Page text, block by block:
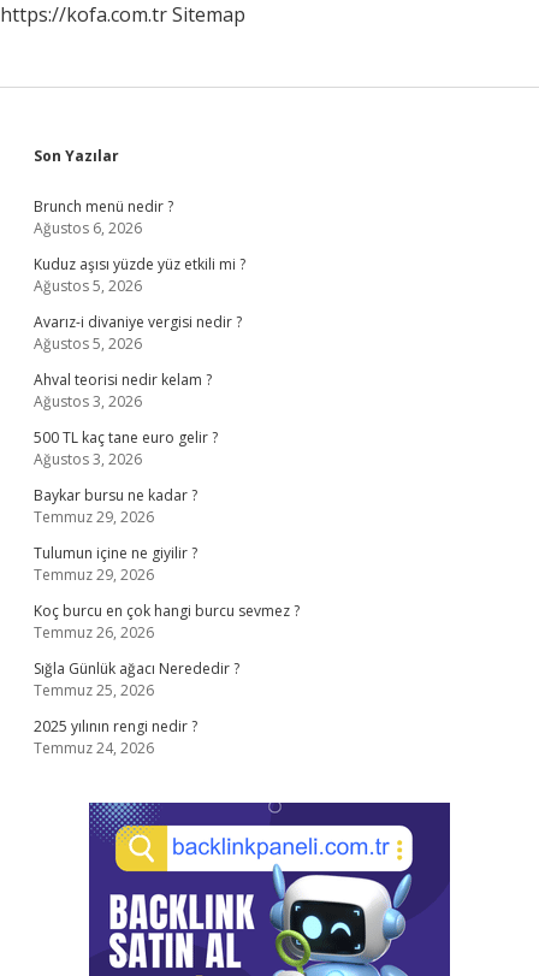
https://kofa.com.trSitemap
Sidebar
Son Yazılar
Brunch menü nedir ?
Ağustos 6, 2026
Kuduz aşısı yüzde yüz etkili mi ?
Ağustos 5, 2026
Avarız-i divaniye vergisi nedir ?
Ağustos 5, 2026
Ahval teorisi nedir kelam ?
Ağustos 3, 2026
500 TL kaç tane euro gelir ?
Ağustos 3, 2026
Baykar bursu ne kadar ?
Temmuz 29, 2026
Tulumun içine ne giyilir ?
Temmuz 29, 2026
Koç burcu en çok hangi burcu sevmez ?
Temmuz 26, 2026
Sığla Günlük ağacı Nerededir ?
Temmuz 25, 2026
2025 yılının rengi nedir ?
Temmuz 24, 2026